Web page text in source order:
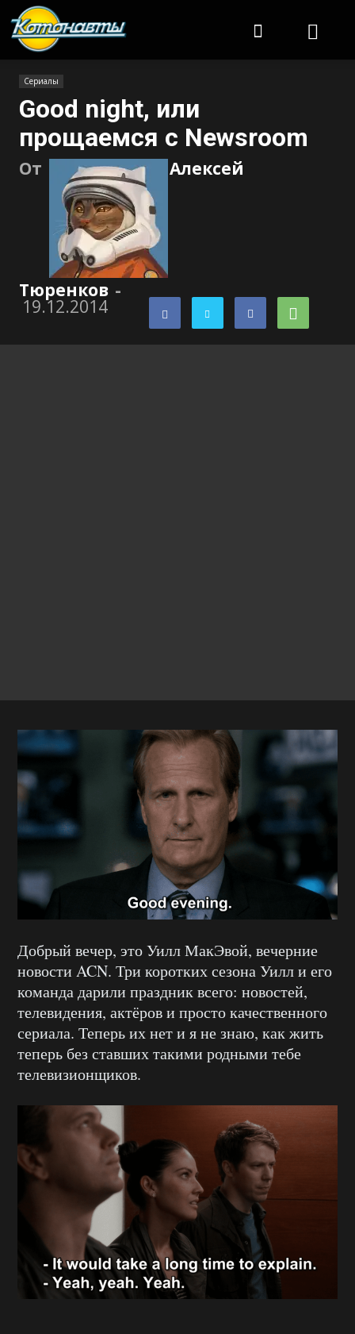
Сериалы
Good night, или
прощаемся с Newsroom
От Алексей
Тюренков -
19.12.2014
Добрый вечер, это Уилл МакЭвой, вечерние
новости ACN. Три коротких сезона Уилл и его
команда дарили праздник всего: новостей,
телевидения, актёров и просто качественного
сериала. Теперь их нет и я не знаю, как жить
теперь без ставших такими родными тебе
телевизионщиков.